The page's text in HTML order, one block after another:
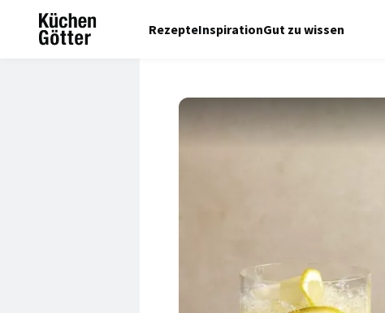
RezepteInspirationGut zu wissen